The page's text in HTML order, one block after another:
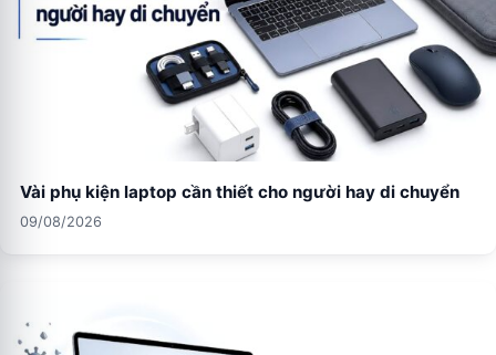
Vài phụ kiện laptop cần thiết cho người hay di chuyển
09/08/2026